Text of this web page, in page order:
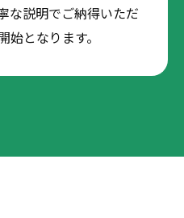
な説明でご納得いただ
始となります。